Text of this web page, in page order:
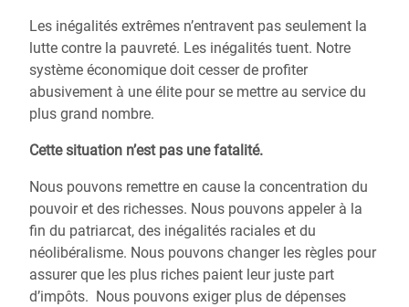
Les inégalités extrêmes n’entravent pas seulement la
lutte contre la pauvreté. Les inégalités tuent. Notre
système économique doit cesser de profiter
abusivement à une élite pour se mettre au service du
plus grand nombre.
Cette situation n’est pas une fatalité.
Nous pouvons remettre en cause la concentration du
pouvoir et des richesses. Nous pouvons appeler à la
fin du patriarcat, des inégalités raciales et du
néolibéralisme. Nous pouvons changer les règles pour
assurer que les plus riches paient leur juste part
d’impôts. Nous pouvons exiger plus de dépenses